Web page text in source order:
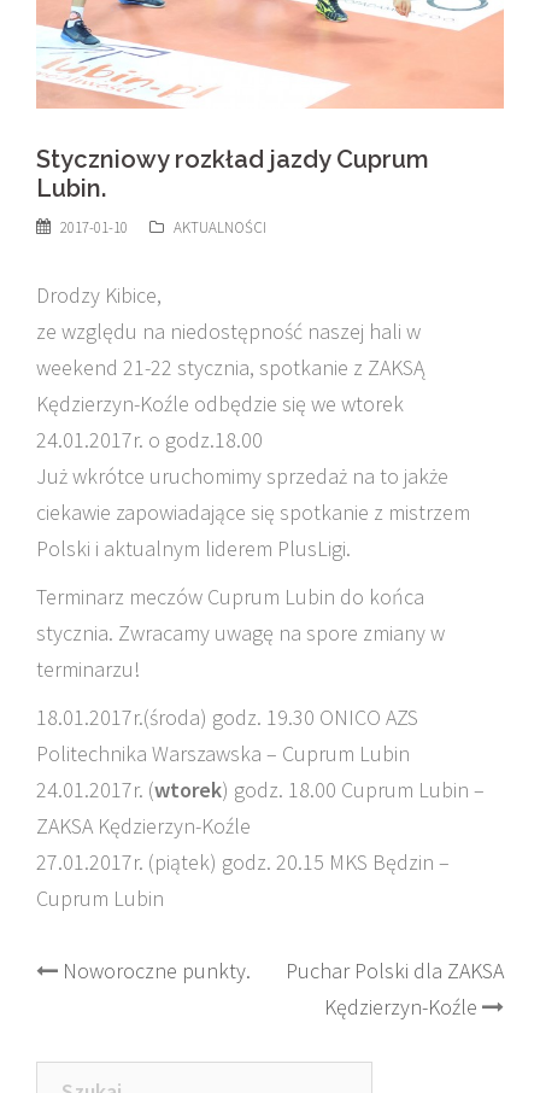
Styczniowy rozkład jazdy Cuprum
Lubin.
2017-01-10 AKTUALNOŚCI
Drodzy Kibice,
ze względu na niedostępność naszej hali w
weekend 21-22 stycznia, spotkanie z ZAKSĄ
Kędzierzyn-Koźle odbędzie się we wtorek
24.01.2017r. o godz.18.00
Już wkrótce uruchomimy sprzedaż na to jakże
ciekawie zapowiadające się spotkanie z mistrzem
Polski i aktualnym liderem PlusLigi.
Terminarz meczów Cuprum Lubin do końca
stycznia. Zwracamy uwagę na spore zmiany w
terminarzu!
18.01.2017r.(środa) godz. 19.30 ONICO AZS
Politechnika Warszawska – Cuprum Lubin
24.01.2017r. (wtorek) godz. 18.00 Cuprum Lubin –
ZAKSA Kędzierzyn-Koźle
27.01.2017r. (piątek) godz. 20.15 MKS Będzin –
Cuprum Lubin
Post
Noworoczne punkty.
Puchar Polski dla ZAKSA
Kędzierzyn-Koźle
Szukaj: